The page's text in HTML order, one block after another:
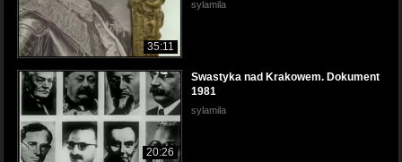
35:11
sylamila
20:26
Swastyka nad Krakowem. Dokument
1981
sylamila